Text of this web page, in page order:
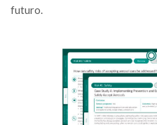
futuro.